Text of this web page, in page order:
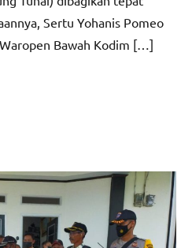
Sertu Yohanis Pomeo
Bawah Kodim […]